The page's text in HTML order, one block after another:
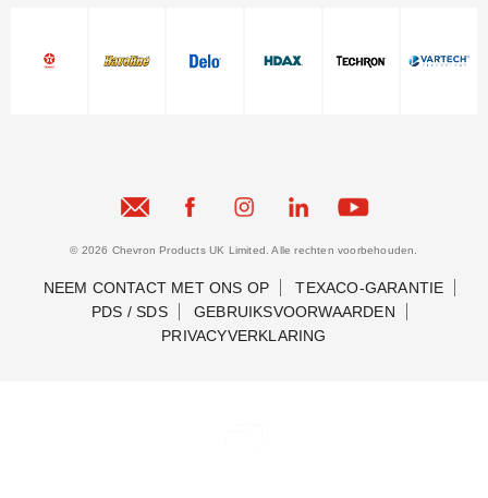
© 2026 Chevron Products UK Limited. Alle rechten voorbehouden.
NEEM CONTACT MET ONS OP
TEXACO-GARANTIE
PDS / SDS
GEBRUIKSVOORWAARDEN
PRIVACYVERKLARING